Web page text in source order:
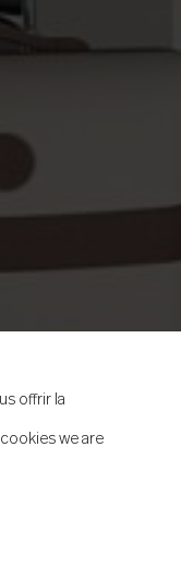
offrir la
we are